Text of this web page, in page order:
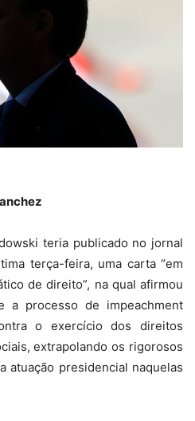
teria publicado no jornal
terça-feira, uma carta “em
de direito”, na qual afirmou
a processo de impeachment
o exercício dos direitos
extrapolando os rigorosos
atuação presidencial naquelas